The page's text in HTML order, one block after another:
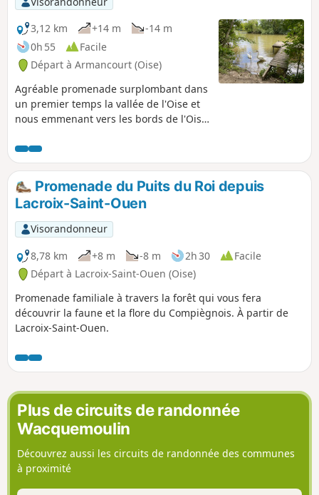
3,12 km
+14 m
-14 m
0h 55
Facile
Départ à Armancourt (Oise)
Agréable promenade surplombant dans
un premier temps la vallée de l'Oise et
nous emmenant vers les bords de l'Oise
laquelle furent découverts lors d'un
dragage de la rivière, un casque, des
lances, une épée, un vase pour certains
vieux de plus de trois mille ans et
prouvant la présence de l'homme sur
cette île.
Promenade du Puits du Roi depuis
Lacroix-Saint-Ouen
Visorandonneur
8,78 km
+8 m -8 m 2h 30
Facile
Départ à Lacroix-Saint-Ouen (Oise)
Promenade familiale à travers la forêt qui vous fera
découvrir la faune et la flore du Compiègnois. À partir de
Lacroix-Saint-Ouen.
Plus de circuits de randonnée
Wacquemoulin
Découvrez aussi les circuits de randonnée des communes
à proximité